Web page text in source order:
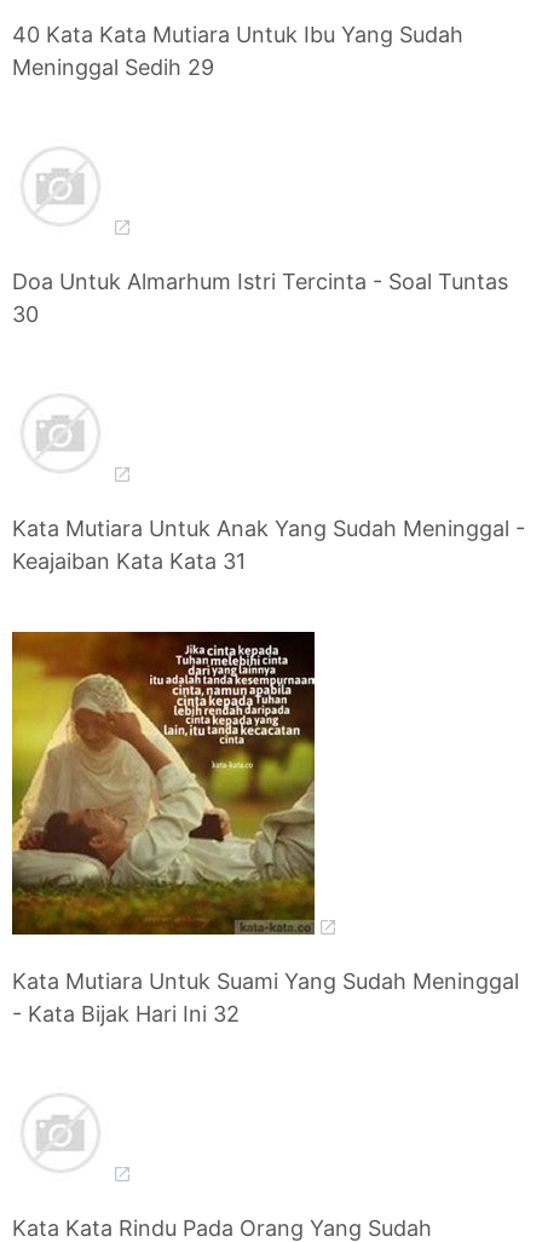
40 Kata Kata Mutiara Untuk Ibu Yang Sudah
Meninggal Sedih 29
Doa Untuk Almarhum Istri Tercinta - Soal Tuntas
30
Kata Mutiara Untuk Anak Yang Sudah Meninggal -
Keajaiban Kata Kata 31
Kata Mutiara Untuk Suami Yang Sudah Meninggal
- Kata Bijak Hari Ini 32
Kata Kata Rindu Pada Orang Yang Sudah